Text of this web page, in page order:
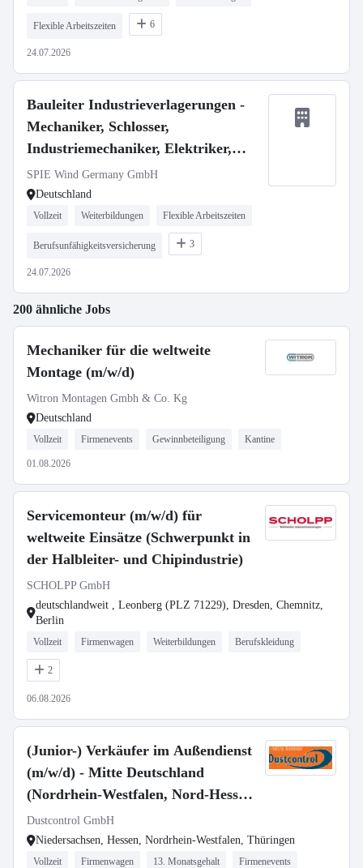
Flexible Arbeitszeiten 6
24.07.2026
Bauleiter Industrieverlagerungen -
Mechaniker, Schlosser,
Industriemechaniker, Elektriker,
Techniker m/w/d
SPIE Wind Germany GmbH
Deutschland
Vollzeit Weiterbildungen Flexible Arbeitszeiten
Berufsunfähigkeitsversicherung 3
24.07.2026
200 ähnliche Jobs
Mechaniker für die weltweite
Montage (m/w/d)
Witron Montagen Gmbh & Co. Kg
Deutschland
Vollzeit Firmenevents Gewinnbeteiligung Kantine
01.08.2026
Servicemonteur (m/w/d) für
weltweite Einsätze (Schwerpunkt in
der Halbleiter- und Chipindustrie)
SCHOLPP GmbH
deutschlandweit , Leonberg (PLZ 71229), Dresden, Chemnitz,
Berlin
Vollzeit Firmenwagen Weiterbildungen Berufskleidung
2
06.08.2026
(Junior-) Verkäufer im Außendienst
(m/w/d) - Mitte Deutschland
(Nordrhein-Westfalen, Nord-Hessen,
Thüringen, Sachsen)
Dustcontrol GmbH
Niedersachsen, Hessen, Nordrhein-Westfalen, Thüringen
Vollzeit Firmenwagen 13. Monatsgehalt Firmenevents